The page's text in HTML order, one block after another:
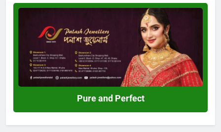
Pure and Perfect